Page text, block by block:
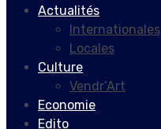
Actualités
Internationales
Locales
Culture
Vendr’Art
Economie
Edito